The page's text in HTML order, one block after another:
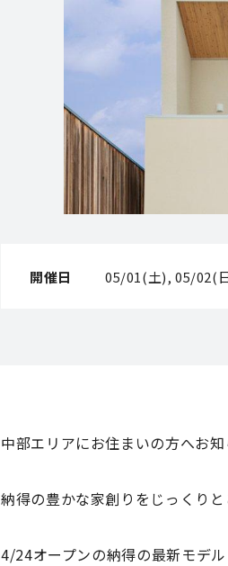
開催日 05/01(土), 05/02(
中部エリアにお住まいの方へお知
納得の豊かな家創りをじっくりと
4/24オープンの納得の最新モデル